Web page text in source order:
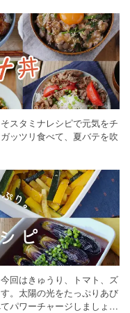
スタミナレシピで元気をチ
ッツリ食べて、夏バテを吹
回はきゅうり、トマト、ズ
。太陽の光をたっぷりあび
パワーチャージしましょう